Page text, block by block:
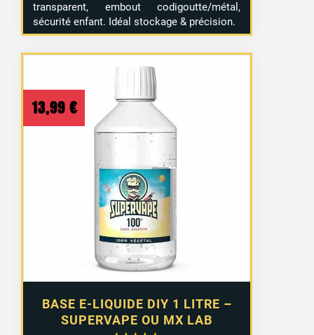
transparent, embout codigoutte/métal,
sécurité enfant. Idéal stockage & précision.
BASE E-LIQUIDE DIY 1 LITRE –
SUPERVAPE OU MX LAB
13,99 €